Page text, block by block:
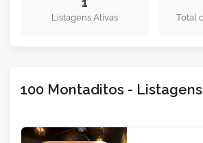
100 Montaditos - Listagens